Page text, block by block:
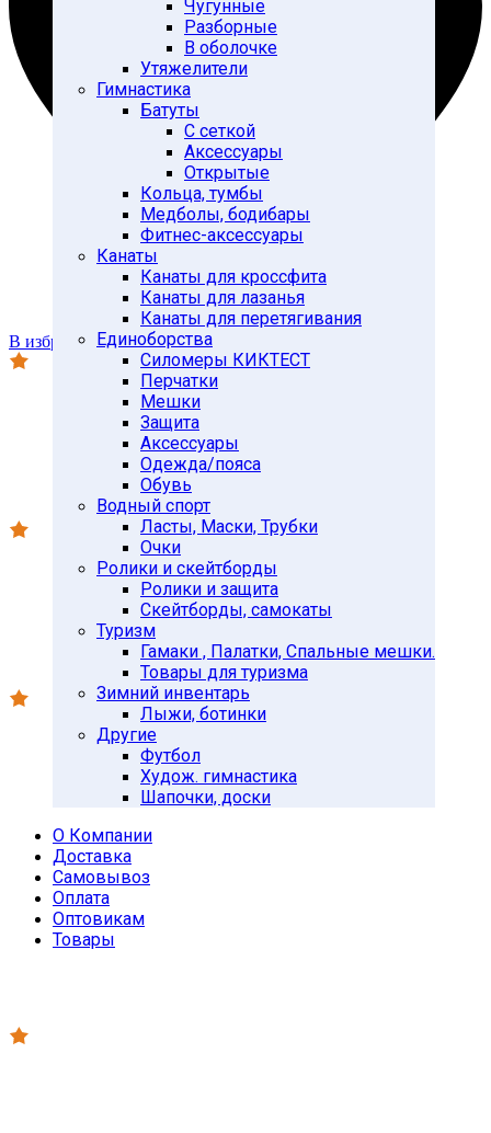
Чугунные
Разборные
В оболочке
Утяжелители
Гимнастика
Батуты
С сеткой
Аксессуары
Открытые
Кольца, тумбы
Медболы, бодибары
Фитнес-аксессуары
Канаты
Канаты для кроссфита
Канаты для лазанья
Канаты для перетягивания
Единоборства
Силомеры КИКТЕСТ
Перчатки
Мешки
Защита
Аксессуары
Одежда/пояса
Обувь
Водный спорт
Ласты, Маски, Трубки
Очки
Ролики и скейтборды
Ролики и защита
Скейтборды, самокаты
Туризм
Гамаки , Палатки, Спальные мешки.
Товары для туризма
Зимний инвентарь
Лыжи, ботинки
Другие
Футбол
Худож. гимнастика
Шапочки, доски
О Компании
Доставка
Самовывоз
Оплата
Оптовикам
Товары
В избранное